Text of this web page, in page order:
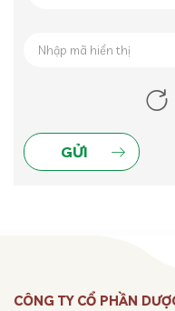
CÔNG TY CỔ PHẦN